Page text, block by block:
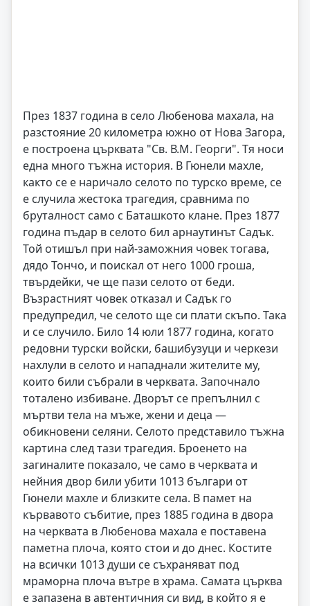
През 1837 година в село Любенова махала, на
разстояние 20 километра южно от Нова Загора,
е построена църквата "Св. В.М. Георги". Тя носи
една много тъжна история. В Гюнели махле,
както се е наричало селото по турско време, се
е случила жестока трагедия, сравнима по
бруталност само с Баташкото клане. През 1877
година пъдар в селото бил арнаутинът Садък.
Той отишъл при най-заможния човек тогава,
дядо Тончо, и поискал от него 1000 гроша,
твърдейки, че ще пази селото от беди.
Възрастният човек отказал и Садък го
предупредил, че селото ще си плати скъпо. Така
и се случило. Било 14 юли 1877 година, когато
редовни турски войски, башибузуци и черкези
нахлули в селото и нападнали жителите му,
които били събрали в черквата. Започнало
тоталено избиване. Дворът се препълнил с
мъртви тела на мъже, жени и деца —
обикновени селяни. Селото представило тъжна
картина след тази трагедия. Броенето на
загиналите показало, че само в черквата и
нейния двор били убити 1013 българи от
Гюнели махле и близките села. В памет на
кървавото събитие, през 1885 година в двора
на черквата в Любенова махала е поставена
паметна плоча, която стои и до днес. Костите
на всички 1013 души се съхраняват под
мраморна плоча вътре в храма. Самата църква
е запазена в автентичния си вид, в който я е